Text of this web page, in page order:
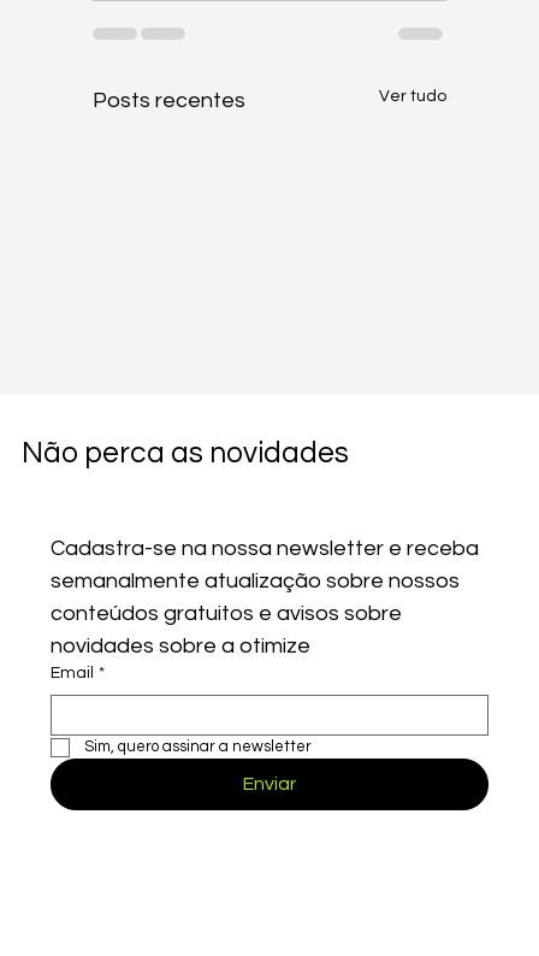
Posts recentes Ver tudo
Escreva um comentário
Não perca as novidades
Cadastra-se na nossa newsletter e receba
semanalmente atualização sobre nossos
conteúdos gratuitos e avisos sobre
novidades sobre a otimize
Email *
Sim, quero assinar a newsletter
Enviar